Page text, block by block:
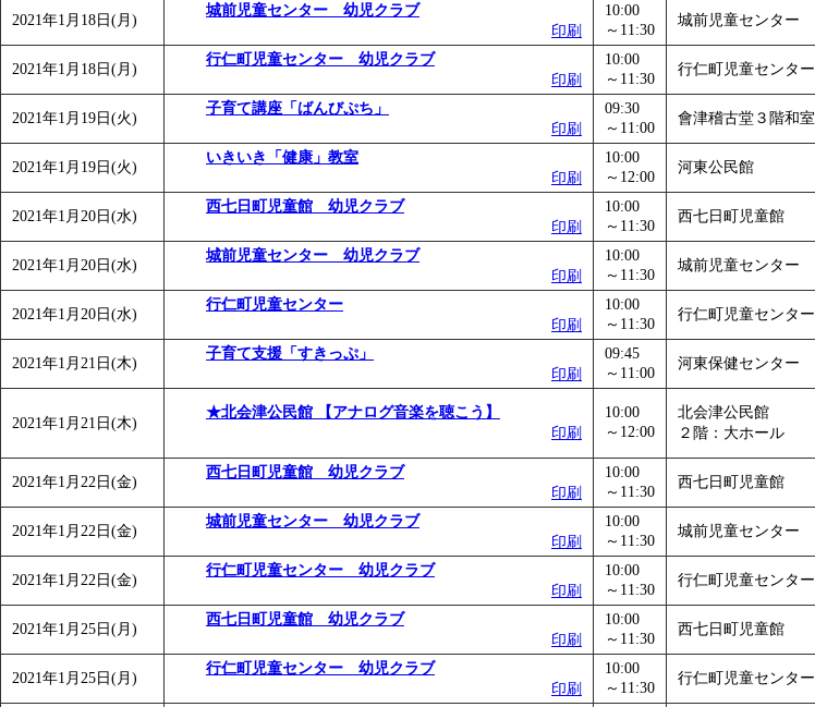
2021年1月18日(月)
城前児童センター 幼児クラブ
印刷
10:00
～11:30
城前児童センター
2021年1月18日(月)
行仁町児童センター 幼児クラブ
印刷
10:00
～11:30
行仁町児童センター
2021年1月19日(火)
子育て講座「ばんびぷち」
印刷
09:30
～11:00
會津稽古堂３階和室
2021年1月19日(火)
いきいき「健康」教室
印刷
10:00
～12:00
河東公民館
2021年1月20日(水)
西七日町児童館 幼児クラブ
印刷
10:00
～11:30
西七日町児童館
2021年1月20日(水)
城前児童センター 幼児クラブ
印刷
10:00
～11:30
城前児童センター
2021年1月20日(水)
行仁町児童センター
印刷
10:00
～11:30
行仁町児童センター
2021年1月21日(木)
子育て支援「すきっぷ」
印刷
09:45
～11:00
河東保健センター
2021年1月21日(木)
★北会津公民館 【アナログ音楽を聴こう】
印刷
10:00
～12:00
北会津公民館
２階：大ホール
2021年1月22日(金)
西七日町児童館 幼児クラブ
印刷
10:00
～11:30
西七日町児童館
2021年1月22日(金)
城前児童センター 幼児クラブ
印刷
10:00
～11:30
城前児童センター
2021年1月22日(金)
行仁町児童センター 幼児クラブ
印刷
10:00
～11:30
行仁町児童センター
2021年1月25日(月)
西七日町児童館 幼児クラブ
印刷
10:00
～11:30
西七日町児童館
2021年1月25日(月)
行仁町児童センター 幼児クラブ
印刷
10:00
～11:30
行仁町児童センター